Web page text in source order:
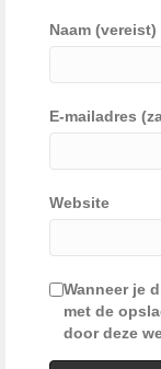
Naam (vereist)
E-mailadres
Website
Wanneer je
met de
door deze